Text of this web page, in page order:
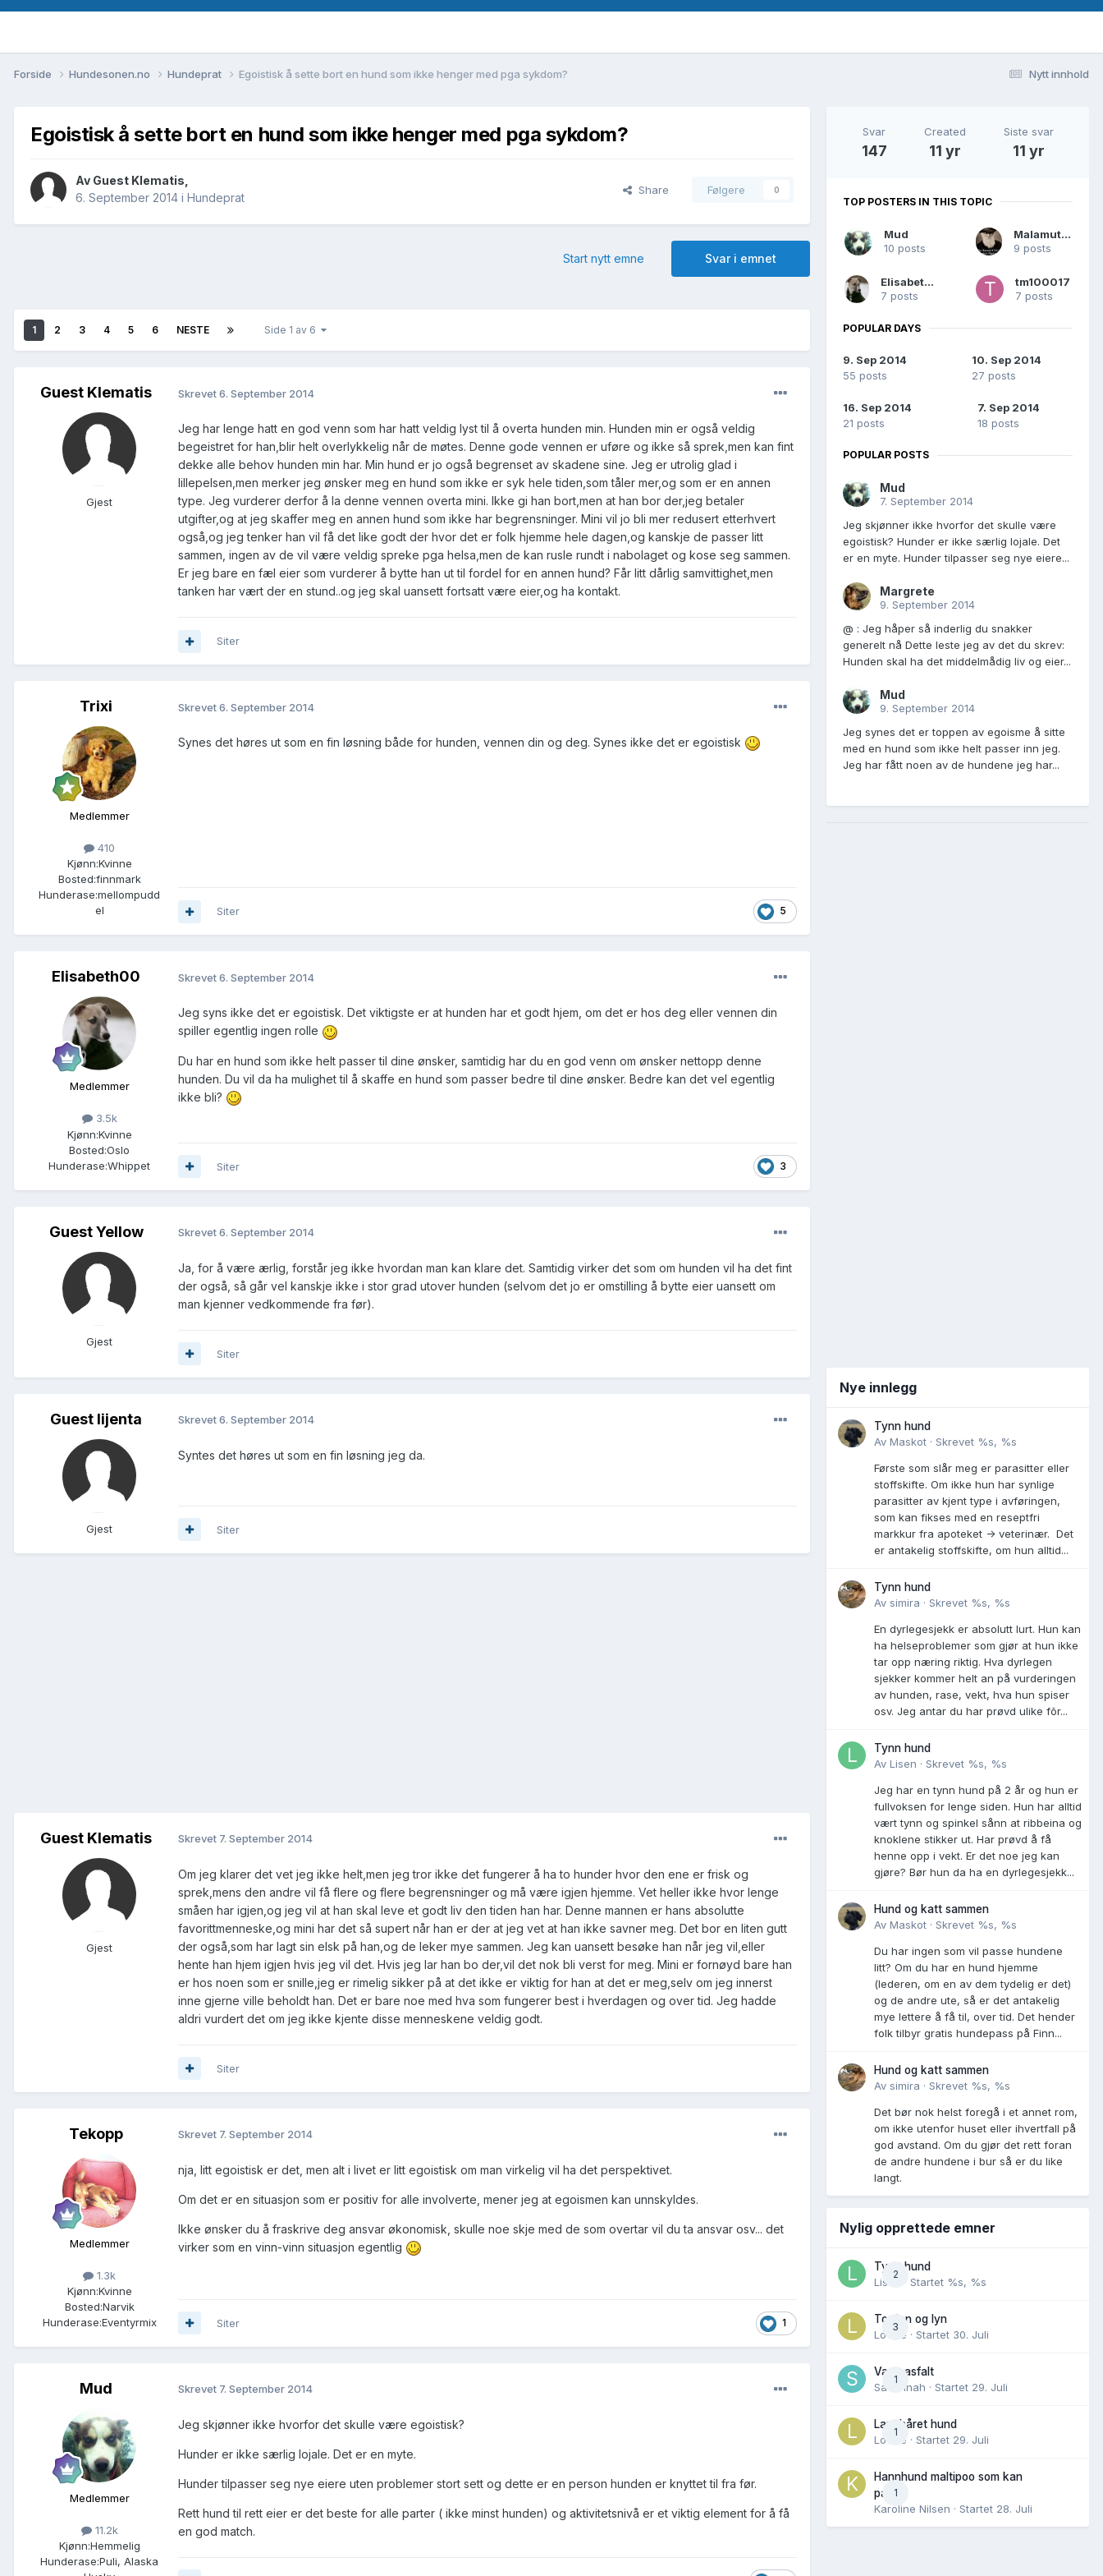
Nytt innhold
Forside Hundesonen.no Hundeprat Egoistisk å sette bort en hund som ikke henger med pga sykdom?
Egoistisk å sette bort en hund som ikke henger med pga sykdom?
Av Guest Klematis
6. September 2014 i Hundeprat
Share Følgere 0
Svar i emnet
Start nytt emne
1 2 3 4 5 6 NESTE Side 1 av 6
Guest Klematis
Gjest
Skrevet6. September 2014
Jeg har lenge hatt en god venn som har hatt veldig lyst til å overta hunden min. Hunden min er også veldig
begeistret for han,blir helt overlykkelig når de møtes. Denne gode vennen er uføre og ikke så sprek,men kan fint
dekke alle behov hunden min har. Min hund er jo også begrenset av skadene sine. Jeg er utrolig glad i
lillepelsen,men merker jeg ønsker meg en hund som ikke er syk hele tiden,som tåler mer,og som er en annen
type. Jeg vurderer derfor å la denne vennen overta mini. Ikke gi han bort,men at han bor der,jeg betaler
utgifter,og at jeg skaffer meg en annen hund som ikke har begrensninger. Mini vil jo bli mer redusert etterhvert
også,og jeg tenker han vil få det like godt der hvor det er folk hjemme hele dagen,og kanskje de passer litt
sammen, ingen av de vil være veldig spreke pga helsa,men de kan rusle rundt i nabolaget og kose seg sammen.
Er jeg bare en fæl eier som vurderer å bytte han ut til fordel for en annen hund? Får litt dårlig samvittighet,men
tanken har vært der en stund..og jeg skal uansett fortsatt være eier,og ha kontakt.
Siter
Trixi
Medlemmer
410
Kjønn:Kvinne
Bosted:finnmark
Hunderase:mellompudd
el
Skrevet6. September 2014
Synes det høres ut som en fin løsning både for hunden, vennen din og deg. Synes ikke det er egoistisk
5
Siter
Elisabeth00
Medlemmer
3.5k
Kjønn:Kvinne
Bosted:Oslo
Hunderase:Whippet
Skrevet6. September 2014
Jeg syns ikke det er egoistisk. Det viktigste er at hunden har et godt hjem, om det er hos deg eller vennen din
spiller egentlig ingen rolle
Du har en hund som ikke helt passer til dine ønsker, samtidig har du en god venn om ønsker nettopp denne
hunden. Du vil da ha mulighet til å skaffe en hund som passer bedre til dine ønsker. Bedre kan det vel egentlig
ikke bli?
3
Siter
Guest Yellow
Gjest
Skrevet6. September 2014
Ja, for å være ærlig, forstår jeg ikke hvordan man kan klare det. Samtidig virker det som om hunden vil ha det fint
der også, så går vel kanskje ikke i stor grad utover hunden (selvom det jo er omstilling å bytte eier uansett om
man kjenner vedkommende fra før).
Siter
Guest lijenta
Gjest
Skrevet6. September 2014
Syntes det høres ut som en fin løsning jeg da.
Siter
Guest Klematis
Gjest
Skrevet 7. September 2014
Om jeg klarer det vet jeg ikke helt,men jeg tror ikke det fungerer å ha to hunder hvor den ene er frisk og
sprek,mens den andre vil få flere og flere begrensninger og må være igjen hjemme. Vet heller ikke hvor lenge
småen har igjen,og jeg vil at han skal leve et godt liv den tiden han har. Denne mannen er hans absolutte
favorittmenneske,og mini har det så supert når han er der at jeg vet at han ikke savner meg. Det bor en liten gutt
der også,som har lagt sin elsk på han,og de leker mye sammen. Jeg kan uansett besøke han når jeg vil,eller
hente han hjem igjen hvis jeg vil det. Hvis jeg lar han bo der,vil det nok bli verst for meg. Mini er fornøyd bare han
er hos noen som er snille,jeg er rimelig sikker på at det ikke er viktig for han at det er meg,selv om jeg innerst
inne gjerne ville beholdt han. Det er bare noe med hva som fungerer best i hverdagen og over tid. Jeg hadde
aldri vurdert det om jeg ikke kjente disse menneskene veldig godt.
Siter
Tekopp
Medlemmer
1.3k
Kjønn:Kvinne
Bosted:Narvik
Hunderase:Eventyrmix
Skrevet 7. September 2014
nja, litt egoistisk er det, men alt i livet er litt egoistisk om man virkelig vil ha det perspektivet.
Om det er en situasjon som er positiv for alle involverte, mener jeg at egoismen kan unnskyldes.
Ikke ønsker du å fraskrive deg ansvar økonomisk, skulle noe skje med de som overtar vil du ta ansvar osv... det
virker som en vinn-vinn situasjon egentlig
1
Siter
Mud
Medlemmer
11.2k
Kjønn:Hemmelig
Hunderase:Puli, Alaska
Skrevet 7. September 2014
Jeg skjønner ikke hvorfor det skulle være egoistisk?
Hunder er ikke særlig lojale. Det er en myte.
Hunder tilpasser seg nye eiere uten problemer stort sett og dette er en person hunden er knyttet til fra før.
Rett hund til rett eier er det beste for alle parter ( ikke minst hunden) og aktivitetsnivå er et viktig element for å få
en god match.
Svar
147
Created
11 yr
Siste svar
11 yr
TOP POSTERS IN THIS TOPIC
Mud
10 posts
Malamuten
9 posts
Elisabeth00
7 posts
tm100017
7 posts
POPULAR DAYS
9. Sep 2014
55 posts
10. Sep 2014
27 posts
16. Sep 2014
21 posts
7. Sep 2014
18 posts
POPULAR POSTS
Mud
7. September 2014
Jeg skjønner ikke hvorfor det skulle være
egoistisk? Hunder er ikke særlig lojale. Det
er en myte. Hunder tilpasser seg nye eiere...
Margrete
9. September 2014
@ : Jeg håper så inderlig du snakker
generelt nå Dette leste jeg av det du skrev:
Hunden skal ha det middelmådig liv og eier...
Mud
9. September 2014
Jeg synes det er toppen av egoisme å sitte
med en hund som ikke helt passer inn jeg.
Jeg har fått noen av de hundene jeg har...
Nye innlegg
Tynn hund
Av Maskot · Skrevet %s, %s
Første som slår meg er parasitter eller
stoffskifte. Om ikke hun har synlige
parasitter av kjent type i avføringen,
som kan fikses med en reseptfri
markkur fra apoteket -> veterinær. Det
er antakelig stoffskifte, om hun alltid...
Tynn hund
Av simira · Skrevet %s, %s
En dyrlegesjekk er absolutt lurt. Hun kan
ha helseproblemer som gjør at hun ikke
tar opp næring riktig. Hva dyrlegen
sjekker kommer helt an på vurderingen
av hunden, rase, vekt, hva hun spiser
osv. Jeg antar du har prøvd ulike fõr...
Tynn hund
Av Lisen · Skrevet %s, %s
Jeg har en tynn hund på 2 år og hun er
fullvoksen for lenge siden. Hun har alltid
vært tynn og spinkel sånn at ribbeina og
knoklene stikker ut. Har prøvd å få
henne opp i vekt. Er det noe jeg kan
gjøre? Bør hun da ha en dyrlegesjekk...
Hund og katt sammen
Av Maskot · Skrevet %s, %s
Du har ingen som vil passe hundene
litt? Om du har en hund hjemme
(lederen, om en av dem tydelig er det)
og de andre ute, så er det antakelig
mye lettere å få til, over tid. Det hender
folk tilbyr gratis hundepass på Finn...
Hund og katt sammen
Av simira · Skrevet %s, %s
Det bør nok helst foregå i et annet rom,
om ikke utenfor huset eller ihvertfall på
god avstand. Om du gjør det rett foran
de andre hundene i bur så er du like
langt.
Nylig opprettede emner
2
Tynn hund
Lisen · Startet %s, %s
3
Torden og lyn
Lovise · Startet 30. Juli
1
Varm asfalt
Savannah · Startet 29. Juli
1
Langhåret hund
Lovise · Startet 29. Juli
1
Hannhund maltipoo som kan
parres
Karoline Nilsen · Startet 28. Juli